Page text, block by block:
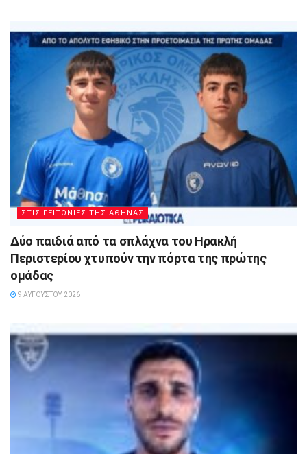
ΣΤΙΣ ΓΕΙΤΟΝΙΕΣ ΤΗΣ ΑΘΗΝΑΣ
Δύο παιδιά από τα σπλάχνα του Ηρακλή
Περιστερίου χτυπούν την πόρτα της πρώτης
ομάδας
9 ΑΥΓΟΎΣΤΟΥ, 2026